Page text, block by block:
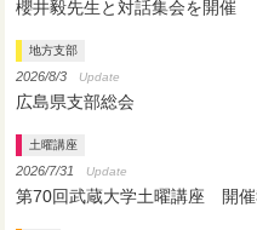
櫻井毅先生と対話集会を開催
地方支部
2026/8/3 Update
広島県支部総会
土曜講座
2026/7/31 Update
第70回武蔵大学土曜講座 開